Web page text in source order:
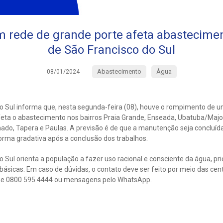
rede de grande porte afeta
de São Francisco do Sul
08/01/2024 Abastecimento Água
Sul informa que, nesta segunda-feira (08), houve o rompimento de
o abastecimento nos bairros Praia Grande, Enseada, Ubatuba/
Tapera e Paulas. A previsão é de que a manutenção seja
gradativa após a conclusão dos trabalhos.
Sul orienta a população a fazer uso racional e consciente da água,
Em caso de dúvidas, o contato deve ser feito por meio das
0800 595 4444 ou mensagens pelo WhatsApp.